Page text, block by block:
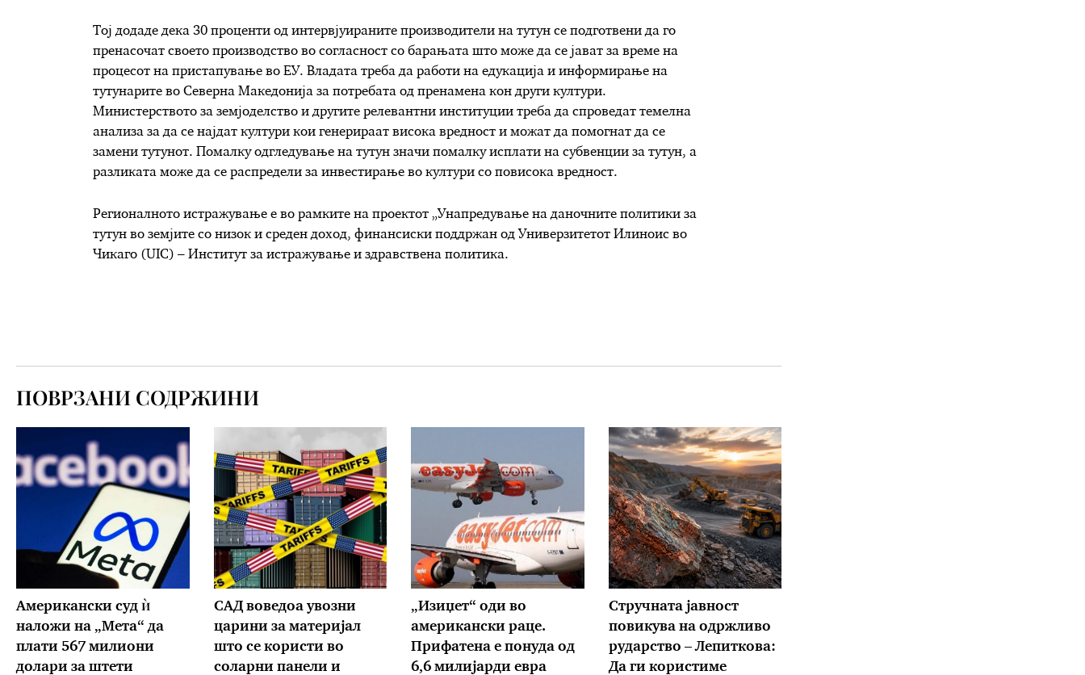
Тој додаде дека 30 проценти од интервјуираните производители на тутун се подготвени да го
пренасочат своето производство во согласност со барањата што може да се јават за време на
процесот на пристапување во ЕУ. Владата треба да работи на едукација и информирање на
тутунарите во Северна Македонија за потребата од пренамена кон други култури.
Министерството за земјоделство и другите релевантни институции треба да спроведат темелна
анализа за да се најдат култури кои генерираат висока вредност и можат да помогнат да се
замени тутунот. Помалку одгледување на тутун значи помалку исплати на субвенции за тутун, а
разликата може да се распредели за инвестирање во култури со повисока вредност.
Регионалното истражување е во рамките на проектот „Унапредување на даночните политики за
тутун во земјите со низок и среден доход, финансиски поддржан од Универзитетот Илиноис во
Чикаго (UIC) – Институт за истражување и здравствена политика.
ПОВРЗАНИ СОДРЖИНИ
Американски суд ѝ
наложи на „Мета“ да
плати 567 милиони
долари за штети
САД воведоа увозни
царини за материјал
што се користи во
соларни панели и
„Изиџет“ оди во
американски раце.
Прифатена е понуда од
6,6 милијарди евра
Стручната јавност
повикува на одржливо
рударство – Лепиткова:
Да ги користиме